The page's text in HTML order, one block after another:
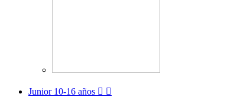
Junior 10-16 años  